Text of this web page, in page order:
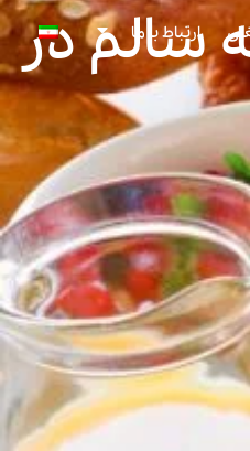
ارتباط با ما
سالم در